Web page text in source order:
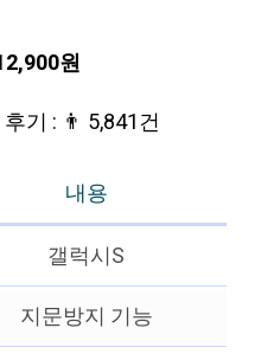
원
기 : 👨‍‍ 5,841건
내용
갤럭시S
지문방지 기능